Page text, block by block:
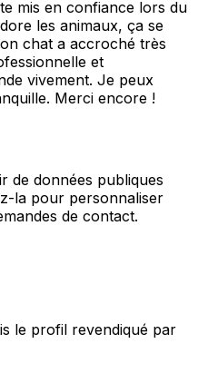
mis en confiance lors du
les animaux, ça se
chat a accroché très
et
vivement. Je peux
Merci encore !
de données publiques
la pour personnaliser
de contact.
le profil revendiqué par